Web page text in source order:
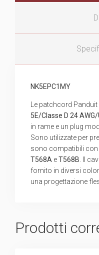
NK5EPC1MY
Le patchcord Panduit
5E/Classe D 24
in rame e un plug
Sono utilizzate per
sono compatibili
T568A eT568B . Il
fornito in diversi
una progettazione
Prodotti